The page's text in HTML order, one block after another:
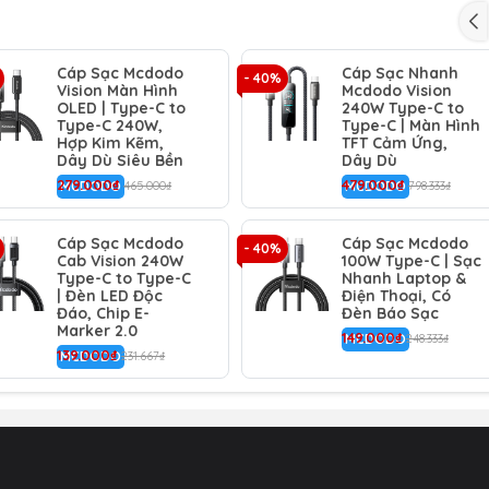
rối và đặc biệt là chống đứt gãy. Cổ cáp được gia cố bằng
uốn cong.
giúp nhận diện thiết bị và điều chỉnh dòng điện phù hợp,
bảo vệ pin cho các thiết bị của bạn khỏi nguy cơ quá
dàng đồng bộ hóa hình ảnh, video và tài liệu với tốc độ truyền
dây dán (velcro) tiện lợi giúp bạn cuộn cáp lại gọn gàng.
laptop, máy tính bảng, điện thoại.
cố chống gãy.
lúc.
Cáp Sạc Mcdodo
Vision Màn Hình
OLED | Type-C to
Type-C 240W,
Hợp Kim Kẽm,
Dây Dù Siêu Bền
279.000₫ 465.000₫
MCDODO
- 40%
Cáp Sạc Nhanh
Mcdodo Vision
240W Type-C to
Type-C | Màn Hình
TFT Cảm Ứng,
Dây Dù
479.000₫ 798.333₫
MCDODO
Cáp Sạc Mcdodo
Cab Vision 240W
Type-C to Type-C
| Đèn LED Độc
Đáo, Chip E-
Marker 2.0
139.000₫ 231.667₫
MCDODO
- 40%
Cáp Sạc Mcdodo
100W Type-C | Sạc
Nhanh Laptop &
Điện Thoại, Có
Đèn Báo Sạc
149.000₫ 248.333₫
MCDODO